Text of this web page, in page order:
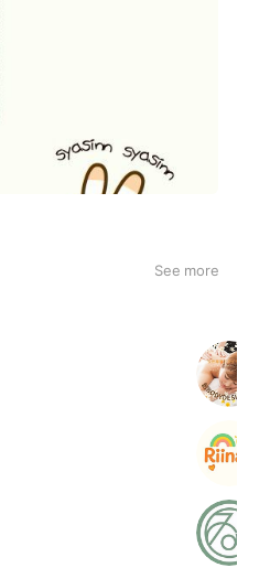
See more